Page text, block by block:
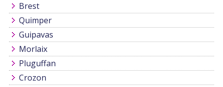
Brest
Quimper
Guipavas
Morlaix
Pluguffan
Crozon